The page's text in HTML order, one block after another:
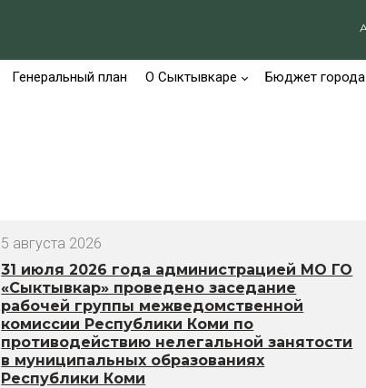
Генеральный план О Сыктывкаре Бюджет города
5 августа 2026
31 июля 2026 года администрацией МО ГО
«Сыктывкар» проведено заседание
рабочей группы межведомственной
комиссии Республики Коми по
противодействию нелегальной занятости
в муниципальных образованиях
Республики Коми